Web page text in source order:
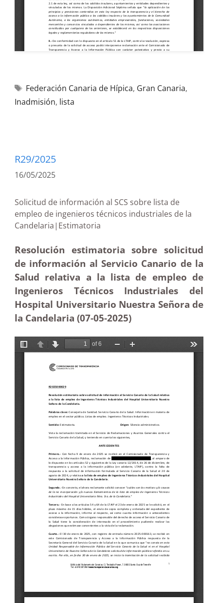
Federación Canaria de Hípica, Gran Canaria,
Inadmisión, lista
R29/2025
16/05/2025
Solicitud de información al SCS sobre lista de
empleo de ingenieros técnicos industriales de la
Candelaria|Estimatoria
Resolución estimatoria sobre solicitud
de información al Servicio Canario de la
Salud relativa a la lista de empleo de
Ingenieros Técnicos Industriales del
Hospital Universitario Nuestra Señora de
la Candelaria (07-05-2025)